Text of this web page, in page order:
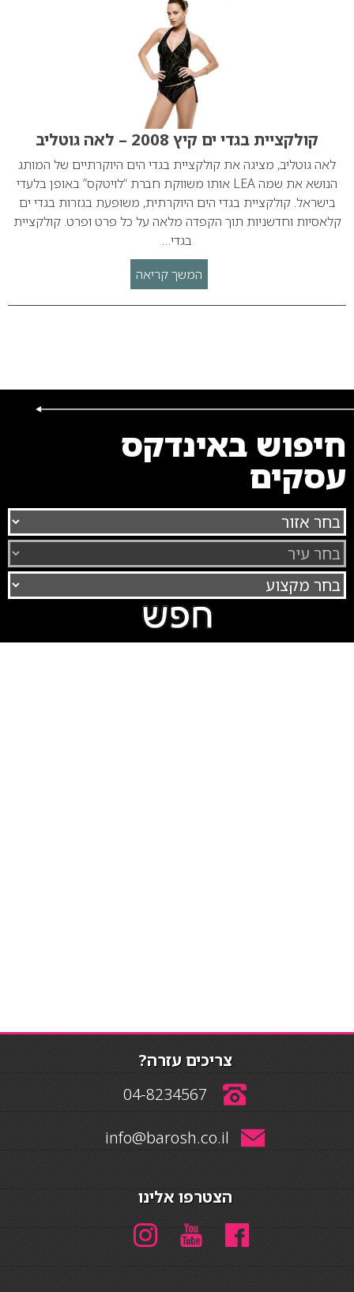
קולקציית בגדי ים קיץ 2008 – לאה גוטליב
לאה גוטליב, מציגה את קולקציית בגדי הים היוקרתיים של המותג
הנושא את שמה LEA אותו משווקת חברת “לויטקס” באופן בלעדי
בישראל. קולקציית בגדי הים היוקרתית, משופעת בגזרות בגדי ים
קלאסיות וחדשניות תוך הקפדה מלאה על כל פרט ופרט. קולקציית
בגדי…
המשך קריאה
חיפוש באינדקס
עסקים
צריכים עזרה?
04-8234567
info@barosh.co.il
הצטרפו אלינו